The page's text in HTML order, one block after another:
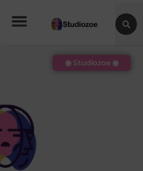
◉ Studiozoe ◉